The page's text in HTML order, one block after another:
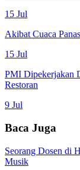
15 Jul
Akibat Cuaca
15 Jul
PMI Dipekerjakan
Restoran
9 Jul
Baca Juga
Seorang Dosen di
Musik